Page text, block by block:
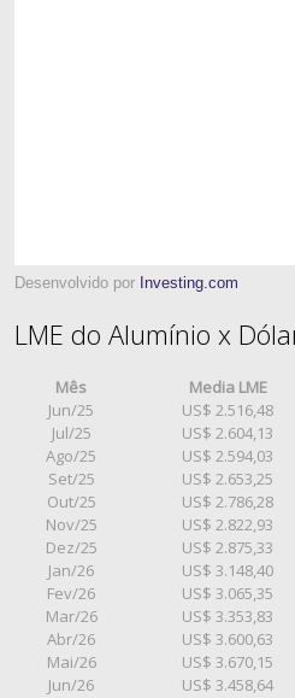
Desenvolvido por Investing.com
LME do Alumínio x
Mês Media LME
Jun/25
US$ 2.516,48
Jul/25
US$ 2.604,13
Ago/25
US$ 2.594,03
Set/25
US$ 2.653,25
Out/25
US$ 2.786,28
Nov/25
US$ 2.822,93
Dez/25
US$ 2.875,33
Jan/26
US$ 3.148,40
Fev/26
US$ 3.065,35
Mar/26
US$ 3.353,83
Abr/26
US$ 3.600,63
Mai/26
US$ 3.670,15
Jun/26
US$ 3.458,64